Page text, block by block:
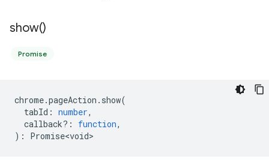
show()
Promise
chrome.pageAction . show(
tabId : number,
callback? : function,
) : Promise<void>